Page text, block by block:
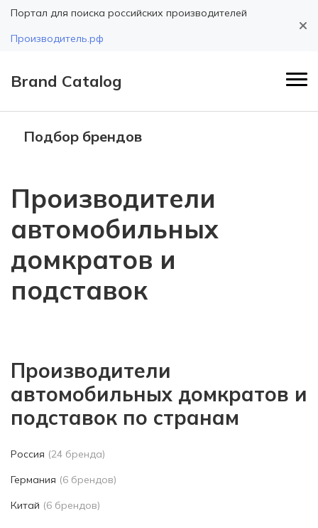
Портал для поиска российских производителей
Производитель.рф
Brand Catalog
Подбор брендов
Производители
автомобильных
домкратов и
подставок
Производители
автомобильных домкратов и
подставок по странам
Россия (24 бренда)
Германия (6 брендов)
Китай (6 брендов)